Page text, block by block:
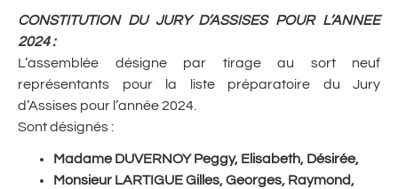
CONSTITUTION DU JURY D’ASSISES POUR L’ANNEE
2024:
L’assemblée désigne par tirage au sort neuf
représentants pour la liste préparatoire du Jury
d’Assises pour l’année 2024.
Sont désignés :
Madame DUVERNOY Peggy, Elisabeth, Désirée,
Monsieur LARTIGUE Gilles, Georges, Raymond,